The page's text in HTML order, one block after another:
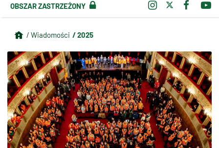
OBSZAR ZASTRZEŻONY
/ Wiadomości / 2025